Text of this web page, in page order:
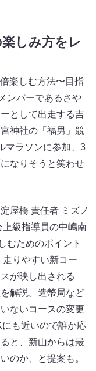
しみ方をレ
楽しむ方法〜目指
ンバーであるさや
として出走する吉
神社の「福男」競
マラソンに参加、3
なりそうと笑わせ
屋橋 責任者 ミズノ
級指導員の中嶋南
むためのポイント
りやすい新コー
が映し出される
解説。造幣局など
ないコースの変更
も近いので誰か応
と、新山からは最
のか、と提案も。